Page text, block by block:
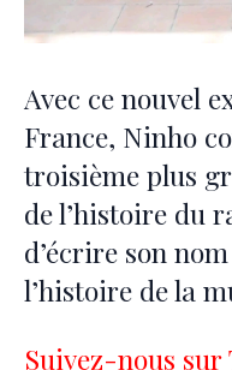
Avec ce nouvel
France, Ninho
troisième plus
de l’histoire du
d’écrire son
l’histoire de la
Suivez-nous